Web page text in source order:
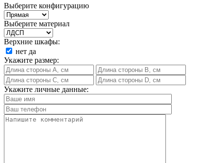
Выберите конфигурацию
Выберите материал
Верхние шкафы:
нет да
Укажите размер:
Укажите личные данные: